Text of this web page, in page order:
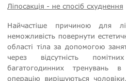
Ліпосакція - не спосіб схуднення
Найчастіше причиною для
неможливість повернути
області тіла за допомогою
через відсутність
багатогодинних тренувань в
операцію вирішуються